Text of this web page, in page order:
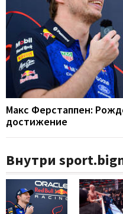
Макс Ферстаппен:
достижение
Внутри